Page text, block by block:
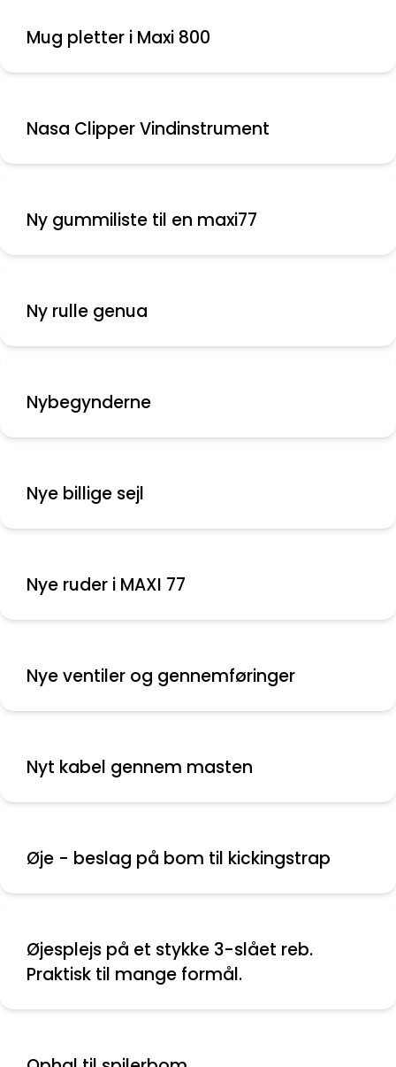
Mug pletter i Maxi 800
Nasa Clipper Vindinstrument
Ny gummiliste til en maxi77
Ny rulle genua
Nybegynderne
Nye billige sejl
Nye ruder i MAXI 77
Nye ventiler og gennemføringer
Nyt kabel gennem masten
Øje - beslag på bom til kickingstrap
Øjesplejs på et stykke 3-slået reb.
Praktisk til mange formål.